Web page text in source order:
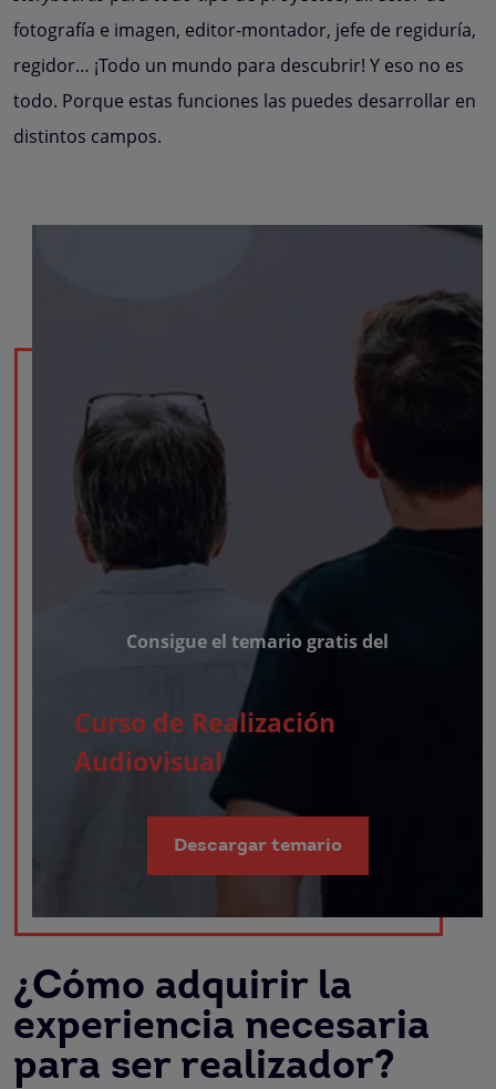
fotografía e imagen, editor-montador, jefe de regiduría,
regidor… ¡Todo un mundo para descubrir! Y eso no es
todo. Porque estas funciones las puedes desarrollar en
distintos campos.
Consigue el temario gratis del
Curso de Realización
Audiovisual
Descargar temario
¿Cómo adquirir la
experiencia necesaria
para ser realizador?